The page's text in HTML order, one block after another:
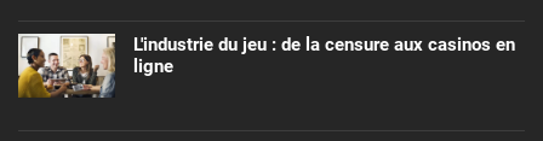
L'industrie du jeu : de la censure aux casinos en
ligne